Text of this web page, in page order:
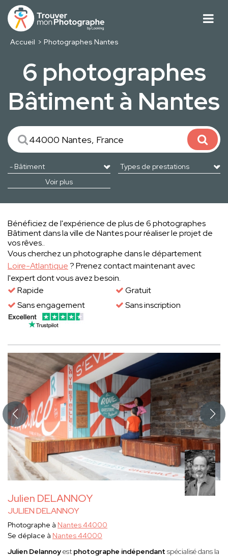
Accueil Photographes Nantes
6 photographes
Bâtiment à Nantes
Voir plus
Bénéficiez de l'expérience de plus de 6 photographes
Bâtiment dans la ville de Nantes pour réaliser le projet de
vos rêves..
Vous cherchez un photographe dans le département
Loire-Atlantique? Prenez contact maintenant avec
l'expert dont vous avez besoin.
Rapide
Gratuit
Sans engagement
Sans inscription
Julien DELANNOY
JULIEN DELANNOY
Photographe à Nantes 44000
Se déplace à Nantes 44000
Julien Delannoyest photographe indépendant spécialisé dans la